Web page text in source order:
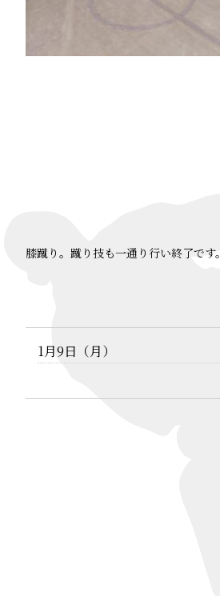
膝蹴り。蹴り技も一通り行い終了です。
1月9日（月）